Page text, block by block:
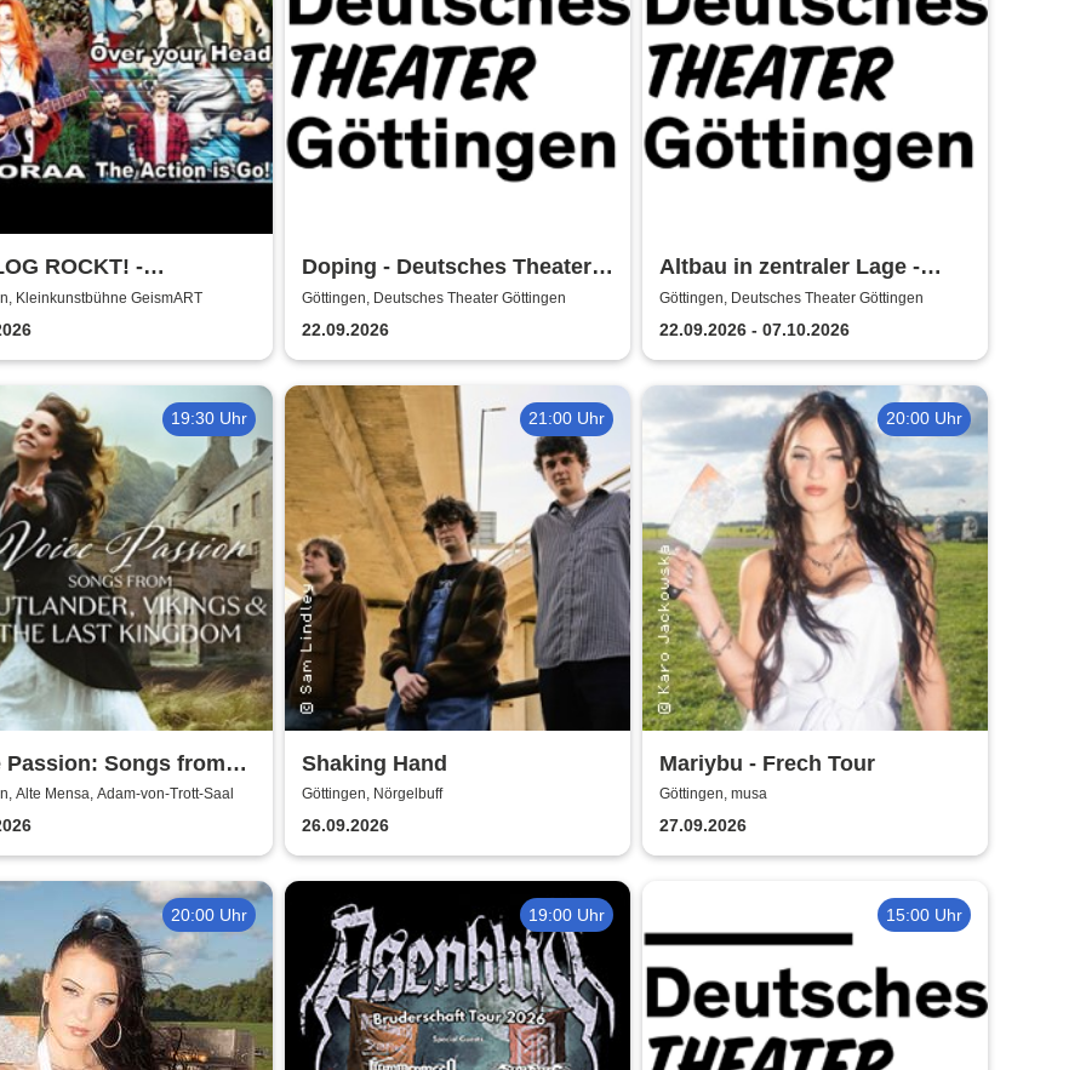
ROCKT! -
GeismART
on KulTour
Kleinkunstbühne GeismART
Doping - Deutsches Theater
Göttingen
Göttingen, Deutsches Theater Göttingen
22.09.2026
Altbau in zentraler Lage -
Deutsches Theater Göttingen
Göttingen, Deutsches Theater Göttingen
22.09.2026 - 07.10.2026
19:30 Uhr
Passion: Songs from
Vikings & The Last
Alte Mensa, Adam-von-Trott-Saal
21:00 Uhr
Shaking Hand
Göttingen, Nörgelbuff
26.09.2026
20:00 Uhr
Mariybu - Frech Tour
Göttingen, musa
27.09.2026
20:00 Uhr 19:00 Uhr 15:00 Uhr